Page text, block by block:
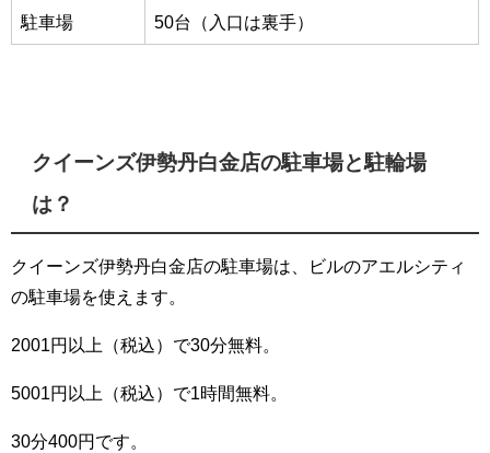
駐車場 50台（入口は裏手）
クイーンズ伊勢丹白金店の駐車場と駐輪場
は？
クイーンズ伊勢丹白金店の駐車場は、ビルのアエルシティ
の駐車場を使えます。
2001円以上（税込）で30分無料。
5001円以上（税込）で1時間無料。
30分400円です。